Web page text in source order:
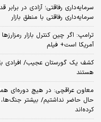
سرمایه‌داری رفاقتی؛ آزادی در
سرمایه‌داری رفاقتی با منطق بازار
ترامپ: اگر چین کنترل بازار
آمریکا است+ فیلم
کشف یک گورستان عجیب/ افرادی با
هستند
معاون عراقچی: در هیچ دوره‌ای
حال حاضر نداشتیم/ بیشتر جنگ‌ها،
کرده‌اند